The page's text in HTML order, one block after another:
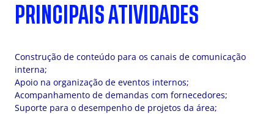
PRINCIPAIS ATIVIDADES
Construção de conteúdo para os canais de comunicação
interna;
Apoio na organização de eventos internos;
Acompanhamento de demandas com fornecedores;
Suporte para o desempenho de projetos da área;